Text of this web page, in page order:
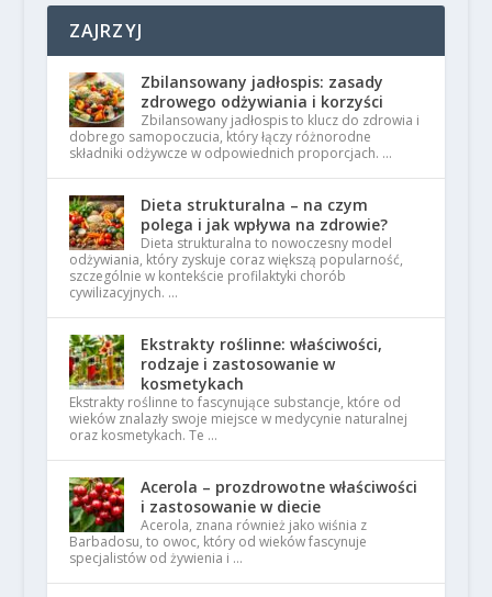
ZAJRZYJ
Zbilansowany jadłospis: zasady
zdrowego odżywiania i korzyści
Zbilansowany jadłospis to klucz do zdrowia i
dobrego samopoczucia, który łączy różnorodne
składniki odżywcze w odpowiednich proporcjach. …
Dieta strukturalna – na czym
polega i jak wpływa na zdrowie?
Dieta strukturalna to nowoczesny model
odżywiania, który zyskuje coraz większą popularność,
szczególnie w kontekście profilaktyki chorób
cywilizacyjnych. …
Ekstrakty roślinne: właściwości,
rodzaje i zastosowanie w
kosmetykach
Ekstrakty roślinne to fascynujące substancje, które od
wieków znalazły swoje miejsce w medycynie naturalnej
oraz kosmetykach. Te …
Acerola – prozdrowotne właściwości
i zastosowanie w diecie
Acerola, znana również jako wiśnia z
Barbadosu, to owoc, który od wieków fascynuje
specjalistów od żywienia i …